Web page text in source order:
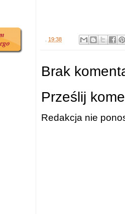
19:38
Brak
Prześlij
Redakcja nie